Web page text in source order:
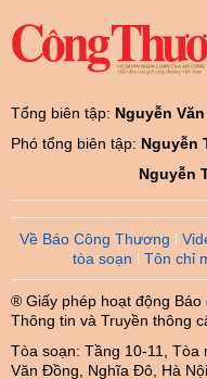
Tổng biên tập: Nguyễn
Phó tổng biên tập: Nguyễn
Nguyễn
Về Báo Công Thương
tòa soạn
Tôn chỉ
® Giấy phép hoạt động
Thông tin và Truyền thông
Tòa soạn: Tầng 10-11, Tòa
Văn Đồng, Nghĩa Đô, Hà